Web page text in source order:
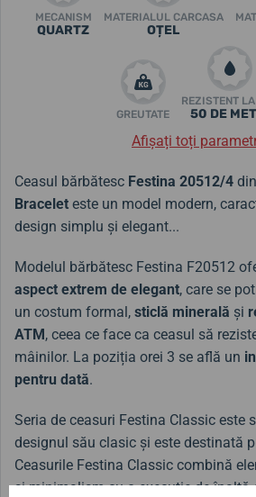
MECANISM
QUARTZ
MATERIALUL CARCASA
OȚEL
GREUTATE
REZISTENT
50 DE
Afișați toți
Ceasul bărbătesc Festina 20512/4
Bracelet este un model modern,
design simplu și elegant...
Modelul bărbătesc Festina F20512
aspect extrem de elegant, care se
un costum formal, sticlă minerală și
ATM, ceea ce face ca ceasul să
mâinilor. La poziția orei 3 se află un
pentru dată.
Seria de ceasuri Festina Classic este
designul său clasic și este destinată
Ceasurile Festina Classic combină
și minimalism cu o execuție de înaltă